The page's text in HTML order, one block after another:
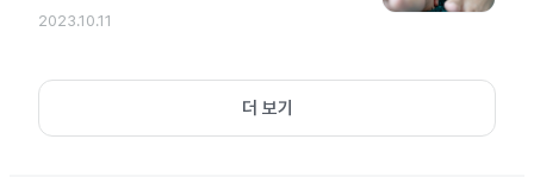
2023.10.11
더 보기